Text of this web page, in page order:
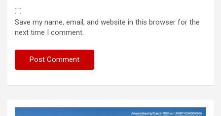
Save my name, email, and website in this browser for the
next time I comment.